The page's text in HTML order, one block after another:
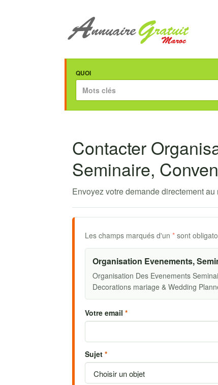
QUOI
Contacter
Seminaire,
Envoyez votre demande directement
Les champs marqués d'un * sont
Organisation Evenements,
Organisation Des Evenements
Decorations mariage & Wedding
Votre email *
Sujet *